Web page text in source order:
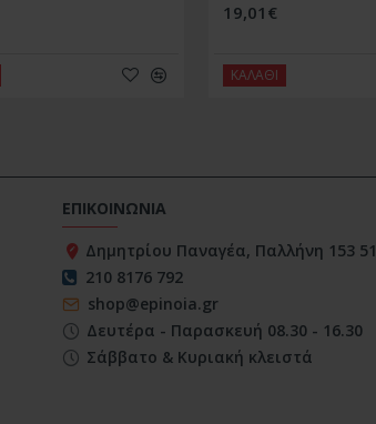
19,01€
ΚΑΛΑΘΙ
ΕΠΙΚΟΙΝΩΝΙΑ
Δημητρίου Παναγέα, Παλλήνη 153 51
210 8176 792
shop@epinoia.gr
Δευτέρα - Παρασκευή 08.30 - 16.30
Σάββατο & Κυριακή κλειστά